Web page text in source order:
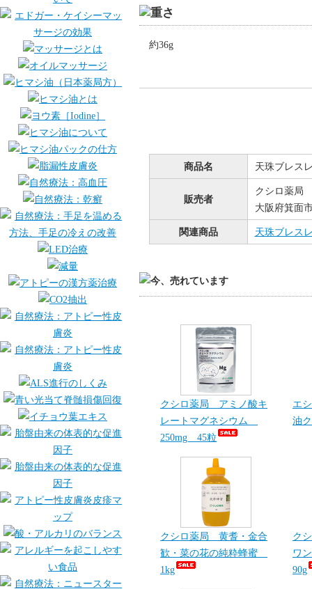
約36g
商品名 天珠ブレス
販売者
クシロ薬局
大阪府箕面
関連商品 天珠ブレス
クシロ薬局 アミノ酸キ
レートマグネシウム
250mg 45粒
エ
油
クシロ薬局 黄耆・金合
歓・菜の花の純粋蜂蜜
1kg
ク
ワ
90g